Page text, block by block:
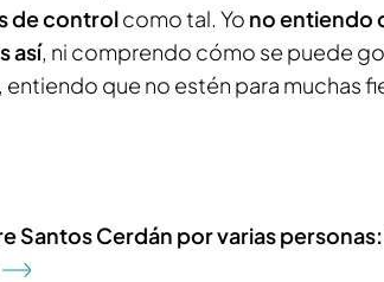
de controlcomo tal. Yo no entiendo
así, ni comprendo cómo se puede
que no estén para muchas
Santos Cerdán por varias